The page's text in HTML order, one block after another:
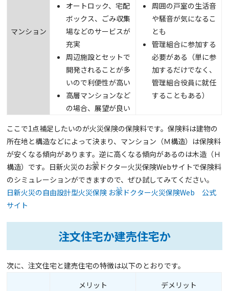
マンション
オートロック、宅配
ボックス、ごみ収集
場などのサービスが
充実
周辺施設とセットで
開発されることが多
いので利便性が高い
高層マンションなど
の場合、展望が良い
周囲の戸室の生活音
や騒音が気になるこ
とも
管理組合に参加する
必要がある（単に参
加するだけでなく、
管理組合役員に就任
することもある）
ここで1点補足したいのが火災保険の保険料です。保険料は建物の
所在地と構造などによって決まり、マンション（Ｍ構造）は保険料
が安くなる傾向があります。逆に高くなる傾向があるのは木造（Ｈ
構造）です。日新火災のお家 ドクター火災保険Webサイトで保険料
のシミュレーションができますので、ぜひ試してみてください。
日新火災の自由設計型火災保険 お家 ドクター火災保険Web 公式
サイト
注文住宅か建売住宅か
次に、注文住宅と建売住宅の特徴は以下のとおりです。
メリット
デメリット